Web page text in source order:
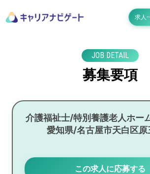
求人
JOB DETAIL
募集要項
介護福祉士/特別養護老人ホー
愛知県/名古屋市天白区原
この求人に応募する